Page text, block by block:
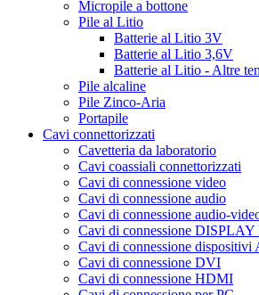
Micropile a bottone
Pile al Litio
Batterie al Litio 3V
Batterie al Litio 3,6V
Batterie al Litio - Altre
Pile alcaline
Pile Zinco-Aria
Portapile
Cavi connettorizzati
Cavetteria da laboratorio
Cavi coassiali connettorizzati
Cavi di connessione video
Cavi di connessione audio
Cavi di connessione audio-
Cavi di connessione DISPLAY
Cavi di connessione dispositivi
Cavi di connessione DVI
Cavi di connessione HDMI